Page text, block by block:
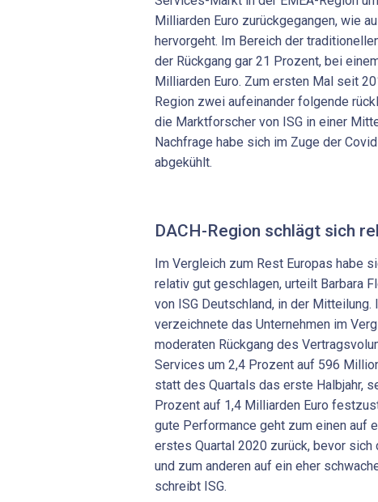
Milliarden Euro zurückgegangen, wie
hervorgeht. Im Bereich der
der Rückgang gar 21 Prozent, bei
Milliarden Euro. Zum ersten Mal seit
Region zwei aufeinander folgende
die Marktforscher von ISG in einer
Nachfrage habe sich im Zuge der
abgekühlt.
DACH-Region schlägt sich
Im Vergleich zum Rest Europas habe
relativ gut geschlagen, urteilt Barbara
von ISG Deutschland, in der
verzeichnete das Unternehmen im
moderaten Rückgang des
Services um 2,4 Prozent auf 596
statt des Quartals das erste Halbjahr,
Prozent auf 1,4 Milliarden Euro
gute Performance geht zum einen auf
erstes Quartal 2020 zurück, bevor
und zum anderen auf ein eher
schreibt ISG.